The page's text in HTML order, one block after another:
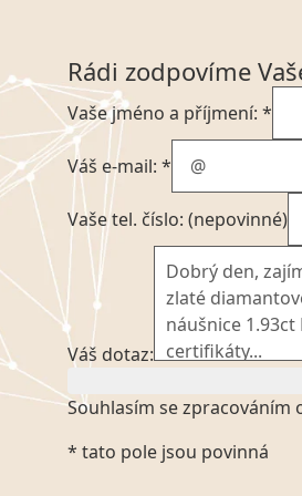
Rádi zodpovíme
Vaše jméno a příjmení: *
Váš e-mail: *
Vaše tel. číslo: (nepovinné)
Váš dotaz:
Souhlasím se zpracováním
Kliknutím na výše uvedený
platném znění výslovně
* tato pole jsou povinná